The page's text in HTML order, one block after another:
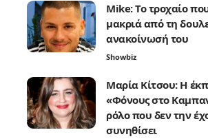
Mike: Το τροχαίο
μακριά από τη
ανακοίνωσή του
Showbiz
Μαρία Κίτσου: Η
«Φόνους στο
ρόλο που δεν την
συνηθίσει